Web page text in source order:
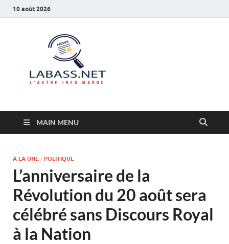
10 août 2026
MAIN MENU
A LA UNE / POLITIQUE
L’anniversaire de la
Révolution du 20 août sera
célébré sans Discours Royal
à la Nation